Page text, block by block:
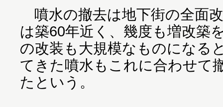
噴水の撤去は地下街の全面
は築60年近く、幾度も増改築
の改装も大規模なものになる
てきた噴水もこれに合わせて
たという。